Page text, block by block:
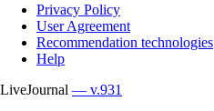
Privacy Policy
User Agreement
Recommendation technologies
Help
LiveJournal — v.931